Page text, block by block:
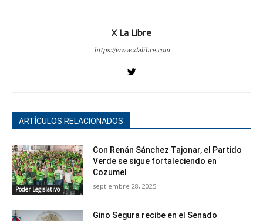
X La Libre
https://www.xlalibre.com
ARTÍCULOS RELACIONADOS
Poder Legislativo
Con Renán Sánchez Tajonar, el Partido
Verde se sigue fortaleciendo en
Cozumel
septiembre 28, 2025
Gino Segura recibe en el Senado